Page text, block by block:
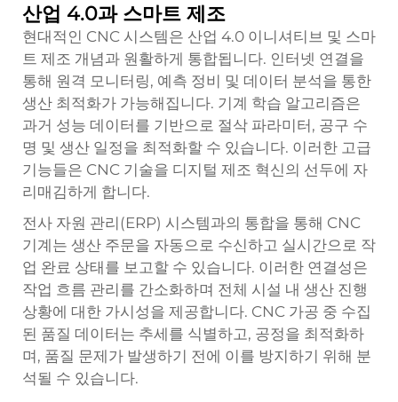
산업 4.0과 스마트 제조
현대적인 CNC 시스템은 산업 4.0 이니셔티브 및 스마
트 제조 개념과 원활하게 통합됩니다. 인터넷 연결을
통해 원격 모니터링, 예측 정비 및 데이터 분석을 통한
생산 최적화가 가능해집니다. 기계 학습 알고리즘은
과거 성능 데이터를 기반으로 절삭 파라미터, 공구 수
명 및 생산 일정을 최적화할 수 있습니다. 이러한 고급
기능들은 CNC 기술을 디지털 제조 혁신의 선두에 자
리매김하게 합니다.
전사 자원 관리(ERP) 시스템과의 통합을 통해 CNC
기계는 생산 주문을 자동으로 수신하고 실시간으로 작
업 완료 상태를 보고할 수 있습니다. 이러한 연결성은
작업 흐름 관리를 간소화하며 전체 시설 내 생산 진행
상황에 대한 가시성을 제공합니다. CNC 가공 중 수집
된 품질 데이터는 추세를 식별하고, 공정을 최적화하
며, 품질 문제가 발생하기 전에 이를 방지하기 위해 분
석될 수 있습니다.